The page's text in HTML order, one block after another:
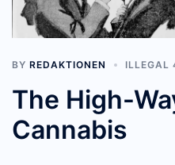
BY REDAKTIONEN ILLEGAL
The High-
Cannabis